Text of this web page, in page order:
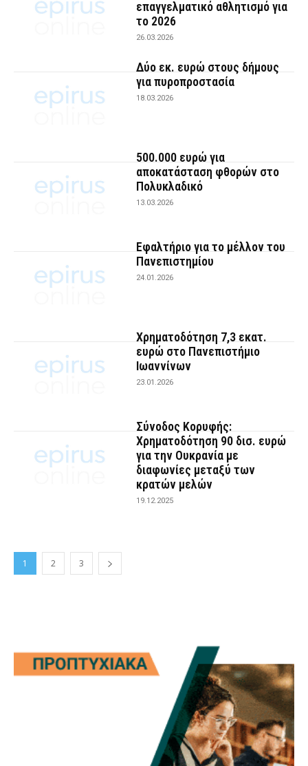
επαγγελματικό αθλητισμό για
το 2026
26.03.2026
Δύο εκ. ευρώ στους δήμους
για πυροπροστασία
18.03.2026
500.000 ευρώ για
αποκατάσταση φθορών στο
Πολυκλαδικό
13.03.2026
Εφαλτήριο για το μέλλον του
Πανεπιστημίου
24.01.2026
Χρηματοδότηση 7,3 εκατ.
ευρώ στο Πανεπιστήμιο
Ιωαννίνων
23.01.2026
Σύνοδος Κορυφής:
Χρηματοδότηση 90 δισ. ευρώ
για την Ουκρανία με
διαφωνίες μεταξύ των
κρατών μελών
19.12.2025
1 2 3